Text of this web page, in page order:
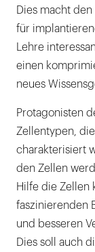
Dies macht
für
Lehre
einen
neues
Protagonisten
Zellentypen,
charakterisiert
den Zellen
Hilfe die Zellen
faszinierenden
und besseren
Dies soll auch